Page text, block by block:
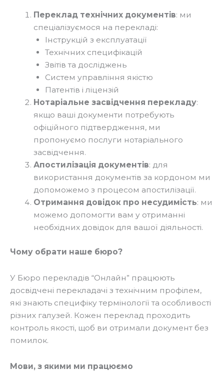
Переклад технічних документів: ми
спеціалізуємося на перекладі:
Інструкцій з експлуатації
Технічних специфікацій
Звітів та досліджень
Систем управління якістю
Патентів і ліцензій
Нотаріальне засвідчення перекладу:
якщо ваші документи потребують
офіційного підтвердження, ми
пропонуємо послуги нотаріального
засвідчення.
Апостилізація документів: для
використання документів за кордоном ми
допоможемо з процесом апостилізації.
Отримання довідок про несудимість: ми
можемо допомогти вам у отриманні
необхідних довідок для вашої діяльності.
Чому обрати наше бюро?
У Бюро перекладів “Онлайн” працюють
досвідчені перекладачі з технічним профілем,
які знають специфіку термінології та особливості
різних галузей. Кожен переклад проходить
контроль якості, щоб ви отримали документ без
помилок.
Мови, з якими ми працюємо